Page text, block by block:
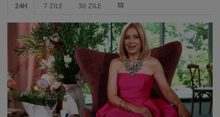
24H 7 ZILE 30 ZILE